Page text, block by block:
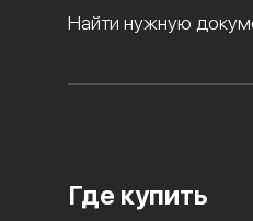
Найти нужную
Где купить